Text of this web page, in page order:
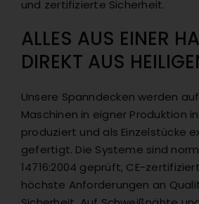
und zertifizierte Sicherheit.
ALLES AUS EINER
DIREKT AUS
Unsere Spanndecken werden
Maschinen in eigner Produktion
produziert und als Einzelstücke
gefertigt. Die Systeme sind
14716:2004 geprüft, CE-
höchste Anforderungen an